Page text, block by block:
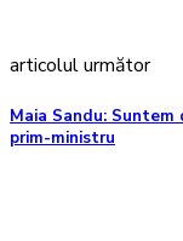
articolul următor
Maia Sandu:
prim-ministru